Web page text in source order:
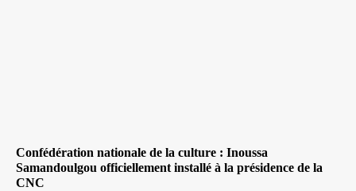
Confédération nationale de la culture : Inoussa
Samandoulgou officiellement installé à la présidence de la
CNC